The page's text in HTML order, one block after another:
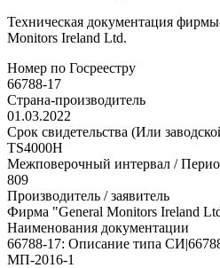
Техническая документация
Monitors Ireland Ltd.
Номер по Госреестру
66788-17
Страна-производитель
01.03.2022
Срок свидетельства (Или
ТS4000Н
Межповерочный интервал /
809
Производитель / заявитель
Фирма "General Monitors Ireland
Наименования документации
66788-17: Описание типа
МП-2016-1